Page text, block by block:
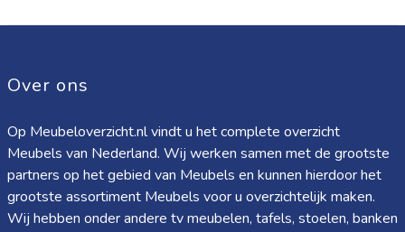
Over ons
Op Meubeloverzicht.nl vindt u het complete overzicht
Meubels van Nederland. Wij werken samen met de grootste
partners op het gebied van Meubels en kunnen hierdoor het
grootste assortiment Meubels voor u overzichtelijk maken.
Wij hebben onder andere tv meubelen, tafels, stoelen, banken